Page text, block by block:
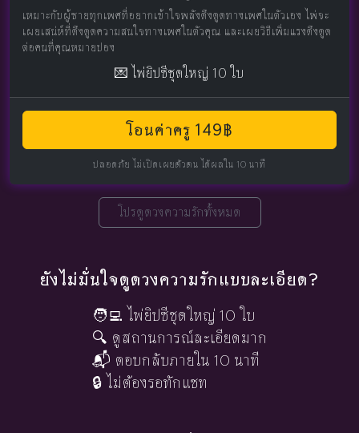
เหมาะกับผู้ชายทุกเพศที่อยากเข้าใจพลังดึงดูดทางเพศในตัวเอง ไพ่จะ
เผยเสน่ห์ที่ดึงดูดความสนใจทางเพศในตัวคุณ และเผยวิธีเพิ่มแรงดึงดูด
ต่อคนที่คุณหมายปอง
💌 ไพ่ยิปซีชุดใหญ่ 10 ใบ
โอนค่าครู 149฿
ปลอดภัย ไม่เปิดเผยตัวตน ได้ผลใน 10 นาที
โปรดูดวงความรักทั้งหมด
ยังไม่มั่นใจดูดวงความรักแบบละเอียด?
🧑‍💻 ไพ่ยิปซีชุดใหญ่ 10 ใบ
🔍 ดูสถานการณ์ละเอียดมาก
📬 ตอบกลับภายใน 10 นาที
🔒 ไม่ต้องรอทักแชท